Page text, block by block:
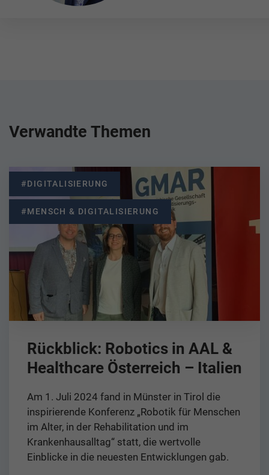
Verwandte Themen
#DIGITALISIERUNG
#MENSCH & DIGITALISIERUNG
Rückblick: Robotics in AAL &
Healthcare Österreich – Italien
Am 1. Juli 2024 fand in Münster in Tirol die
inspirierende Konferenz „Robotik für Menschen
im Alter, in der Rehabilitation und im
Krankenhausalltag“ statt, die wertvolle
Einblicke in die neuesten Entwicklungen gab.